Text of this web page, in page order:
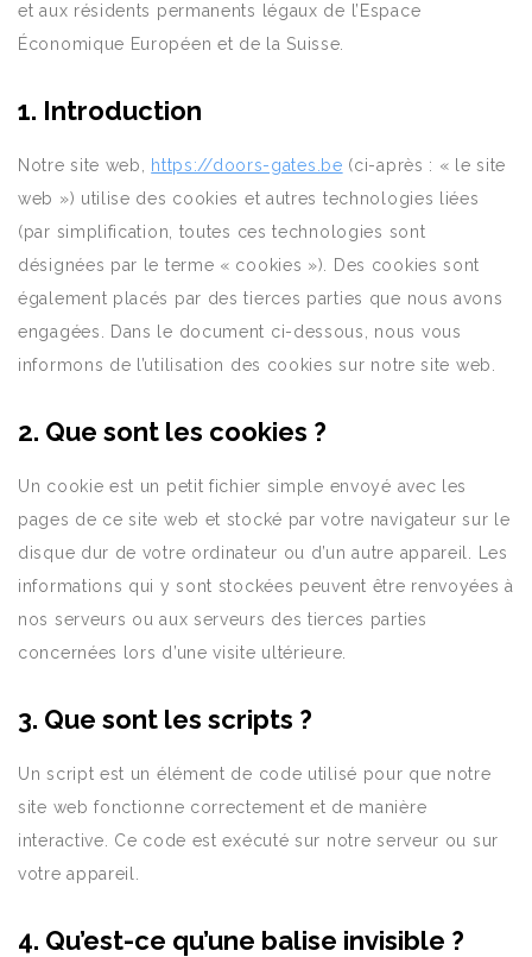
et aux résidents permanents légaux de l’Espace
Économique Européen et de la Suisse.
1. Introduction
Notre site web, https://doors-gates.be (ci-après : « le site
web ») utilise des cookies et autres technologies liées
(par simplification, toutes ces technologies sont
désignées par le terme « cookies »). Des cookies sont
également placés par des tierces parties que nous avons
engagées. Dans le document ci-dessous, nous vous
informons de l’utilisation des cookies sur notre site web.
2. Que sont les cookies ?
Un cookie est un petit fichier simple envoyé avec les
pages de ce site web et stocké par votre navigateur sur le
disque dur de votre ordinateur ou d’un autre appareil. Les
informations qui y sont stockées peuvent être renvoyées à
nos serveurs ou aux serveurs des tierces parties
concernées lors d’une visite ultérieure.
3. Que sont les scripts ?
Un script est un élément de code utilisé pour que notre
site web fonctionne correctement et de manière
interactive. Ce code est exécuté sur notre serveur ou sur
votre appareil.
4. Qu’est-ce qu’une balise invisible ?